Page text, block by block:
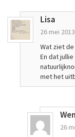
Lisa
26 mei
Wat ziet
En dat
met het
26